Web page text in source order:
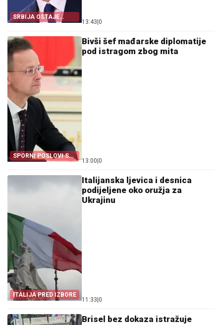
SRBIJA OSTAJE
DOSLJEDNA POVELJI
13:43 0
SPORNI POSLOVI SA
BID-OM
Bivši šef mađarske diplomatije
pod istragom zbog mita
13:00 0
ITALIJA PRED IZBORE
Italijanska ljevica i desnica
podijeljene oko oružja za
Ukrajinu
11:33 0
Brisel bez dokaza istražuje